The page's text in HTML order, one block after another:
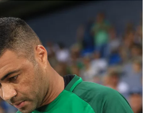
תגיות
המגזין